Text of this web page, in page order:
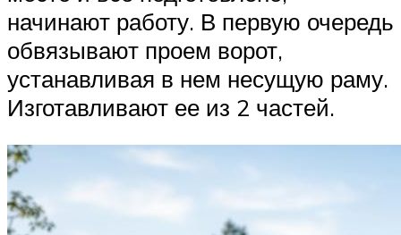
начинают работу. В первую очередь
обвязывают проем ворот,
устанавливая в нем несущую раму.
Изготавливают ее из 2 частей.